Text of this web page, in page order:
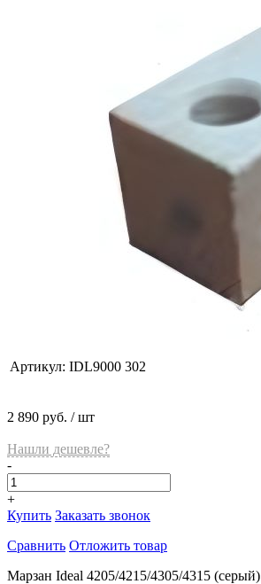
Артикул: IDL9000 302
2 890 руб. / шт
Нашли дешевле?
-
+
Купить Заказать звонок
Сравнить Отложить товар
Марзан Ideal 4205/4215/4305/4315 (серый)